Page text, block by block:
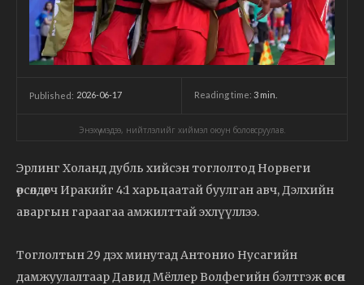
Published: 2026-06-17 Reading time: 3 min.
Энэхүү мэдээ, нийтлэлийг хиймэл оюун боловсруулав.
Эрлинг Холанд дубль хийсэн тоглолтод Норвеги
өрсөлдөгч Иракийг 4:1 харьцаатай буулган авч, Дэлхийн
аваргын гараагаа амжилттай эхлүүллээ.
Тоглолтын 29 дэх минутад Антонио Нусагийн
дамжуулалтаар Давид Мёллер Волфегийн бэлтгэж өгсөн